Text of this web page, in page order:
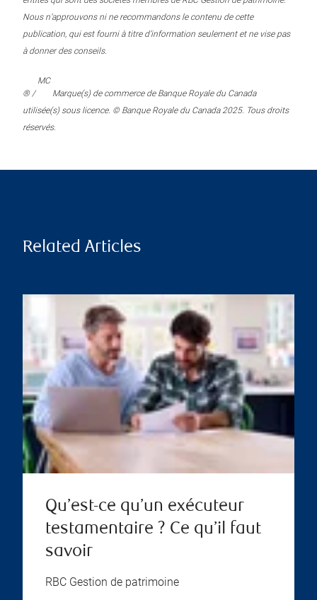
Nous n’approuvons ni ne recommandons le contenu de cette
publication, qui est fourni à titre d’information seulement et ne vise pas
à donner des conseils.
® /
MC
Marque(s) de commerce de Banque Royale du Canada
utilisée(s) sous licence. © Banque Royale du Canada 2025. Tous droits
réservés.
Related Articles
Qu’est-ce qu’un exécuteur
testamentaire ? Ce qu’il faut
savoir
RBC Gestion de patrimoine